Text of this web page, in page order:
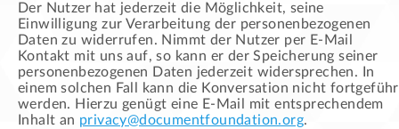
Der Nutzer hat jederzeit die Möglichkeit, seine
Einwilligung zur Verarbeitung der personenbezogenen
Daten zu widerrufen. Nimmt der Nutzer per E-Mail
Kontakt mit uns auf, so kann er der Speicherung seiner
personenbezogenen Daten jederzeit widersprechen. In
einem solchen Fall kann die Konversation nicht
werden. Hierzu genügt eine E-Mail mit entsprechendem
Inhalt an privacy@documentfoundation.org.